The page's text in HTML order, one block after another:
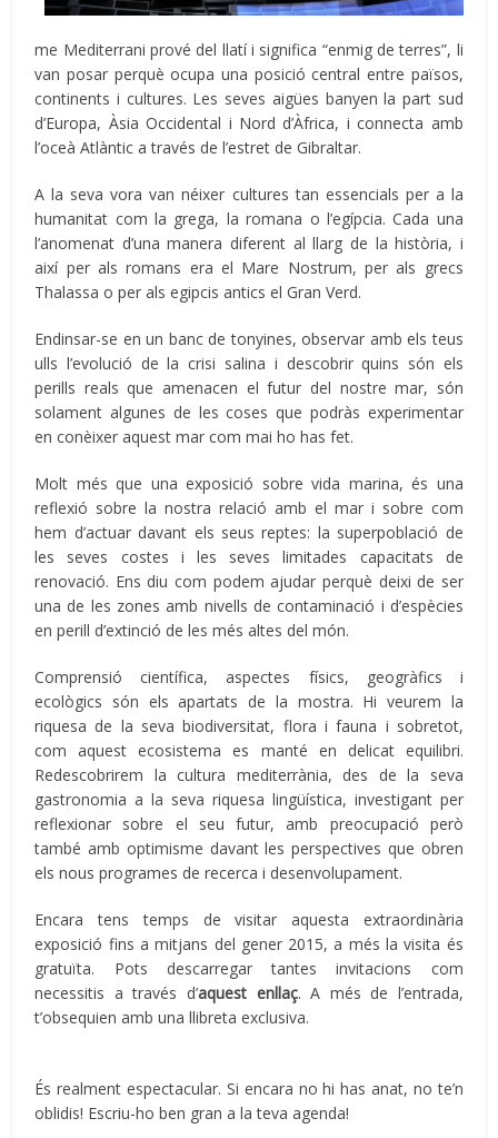
me Mediterrani prové del llatí i significa “enmig de terres”, li
van posar perquè ocupa una posició central entre països,
continents i cultures. Les seves aigües banyen la part sud
d’Europa, Àsia Occidental i Nord d’Àfrica, i connecta amb
l’oceà Atlàntic a través de l’estret de Gibraltar.
A la seva vora van néixer cultures tan essencials per a la
humanitat com la grega, la romana o l’egípcia. Cada una
l’anomenat d’una manera diferent al llarg de la història, i
així per als romans era el Mare Nostrum, per als grecs
Thalassa o per als egipcis antics el Gran Verd.
Endinsar-se en un banc de tonyines, observar amb els teus
ulls l’evolució de la crisi salina i descobrir quins són els
perills reals que amenacen el futur del nostre mar, són
solament algunes de les coses que podràs experimentar
en conèixer aquest mar com mai ho has fet.
Molt més que una exposició sobre vida marina, és una
reflexió sobre la nostra relació amb el mar i sobre com
hem d’actuar davant els seus reptes: la superpoblació de
les seves costes i les seves limitades capacitats de
renovació. Ens diu com podem ajudar perquè deixi de ser
una de les zones amb nivells de contaminació i d’espècies
en perill d’extinció de les més altes del món.
Comprensió científica, aspectes físics, geogràfics i
ecològics són els apartats de la mostra. Hi veurem la
riquesa de la seva biodiversitat, flora i fauna i sobretot,
com aquest ecosistema es manté en delicat equilibri.
Redescobrirem la cultura mediterrània, des de la seva
gastronomia a la seva riquesa lingüística, investigant per
reflexionar sobre el seu futur, amb preocupació però
també amb optimisme davant les perspectives que obren
els nous programes de recerca i desenvolupament.
Encara tens temps de visitar aquesta extraordinària
exposició fins a mitjans del gener 2015, a més la visita és
gratuïta. Pots descarregar tantes invitacions com
necessitis a través d’aquest enllaç. A més de l’entrada,
t’obsequien amb una llibreta exclusiva.
És realment espectacular. Si encara no hi has anat, no te’n
oblidis! Escriu-ho ben gran a la teva agenda!